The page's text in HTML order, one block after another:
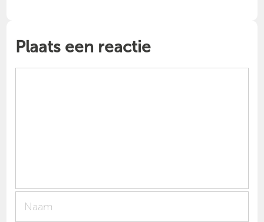
Plaats een reactie